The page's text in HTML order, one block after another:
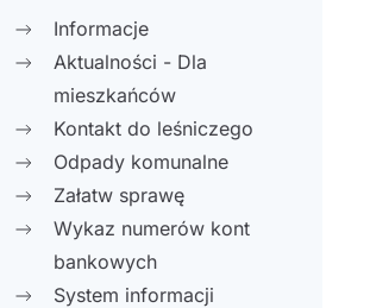
Informacje
Aktualności - Dla
mieszkańców
Kontakt do leśniczego
Odpady komunalne
Załatw sprawę
Wykaz numerów kont
bankowych
System informacji